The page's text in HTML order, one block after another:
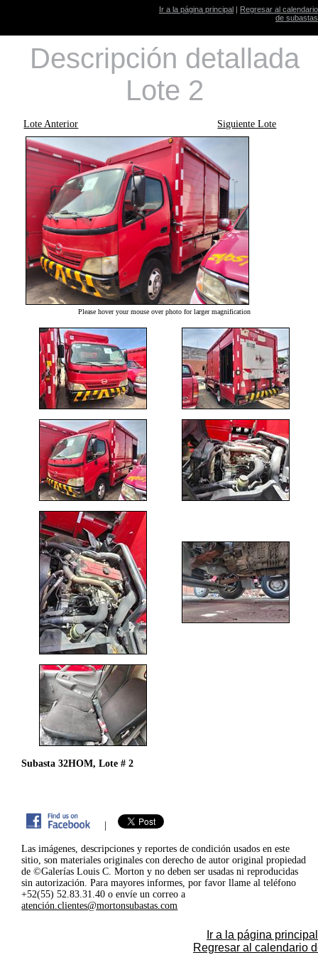
Ir a la página principal | Regresar al calendario
de subastas
Descripción detallada
Lote 2
Lote Anterior Siguiente Lote
Please hover your mouse over photo for larger magnification
Subasta 32HOM, Lote # 2
|
Las imágenes, descripciones y reportes de condición usados en este
sitio, son materiales originales con derecho de autor original propiedad
de ©Galerías Louis C. Morton y no deben ser usadas ni reproducidas
sin autorización. Para mayores informes, por favor llame al teléfono
+52(55) 52.83.31.40 o envíe un correo a
atención.clientes@mortonsubastas.com
Ir a la página principal
Regresar al calendario